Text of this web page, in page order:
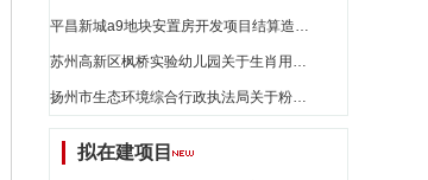
平昌新城a9地块安置房开发项目结算造价争议部分造价咨询服务中标候选人公示_江苏省招标
苏州高新区枫桥实验幼儿园关于生肖用品的网上商城采购项目成交公告[2201101000017112384]_江苏省招标
扬州市生态环境综合行政执法局关于粉盒的网上商城采购项目成交公告[2991101000017114168]_江苏省招标
拟在建项目